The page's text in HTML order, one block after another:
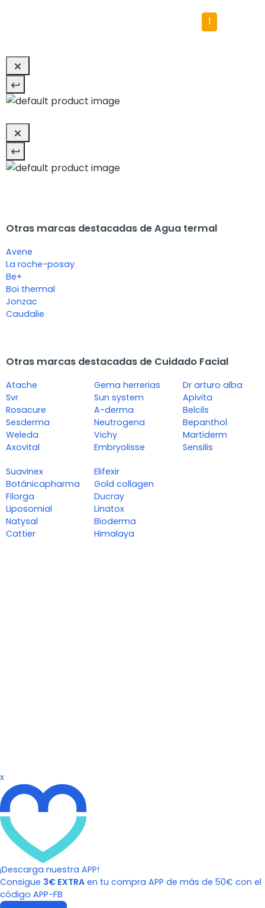
1
Otras marcas destacadas de Agua termal
Avene
La roche-posay
Be+
Boi thermal
Jonzac
Caudalie
Otras marcas destacadas de Cuidado Facial
Atache
Svr
Rosacure
Sesderma
Weleda
Axovital
Gema herrerias
Sun system
A-derma
Neutrogena
Vichy
Embryolisse
Dr arturo alba
Apivita
Belcils
Bepanthol
Martiderm
Sensilis
Suavinex
Botánicapharma
Filorga
Liposomial
Natysal
Cattier
Elifexir
Gold collagen
Ducray
Linatox
Bioderma
Himalaya
x
¡Descarga nuestra APP!
Consigue 3€ EXTRA en tu compra APP de más de 50€ con el
código APP-FB